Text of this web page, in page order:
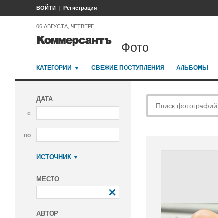
ВОЙТИ Регистрация
06 АВГУСТА, ЧЕТВЕРГ
Фото
КАТЕГОРИИ СВЕЖИЕ ПОСТУПЛЕНИЯ АЛЬБОМЫ
ДАТА
с
по
ИСТОЧНИК
МЕСТО
АВТОР